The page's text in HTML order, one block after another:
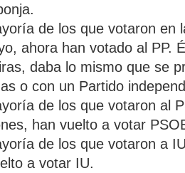
de los que votaron en
ahora han votado al PP.
daba lo mismo que se
o con un Partido
de los que votaron al
han vuelto a votar
de los que votaron a
a votar IU.